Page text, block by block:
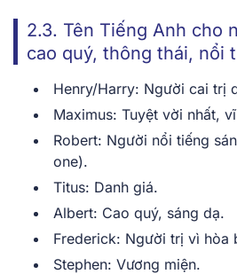
2.3. Tên Tiếng Anh cho
cao quý, thông thái, nổi
Henry/Harry: Người cai trị
Maximus: Tuyệt vời nhất,
Robert: Người nổi tiếng
one).
Titus: Danh giá.
Albert: Cao quý, sáng dạ.
Frederick: Người trị vì hòa
Stephen: Vương miện.